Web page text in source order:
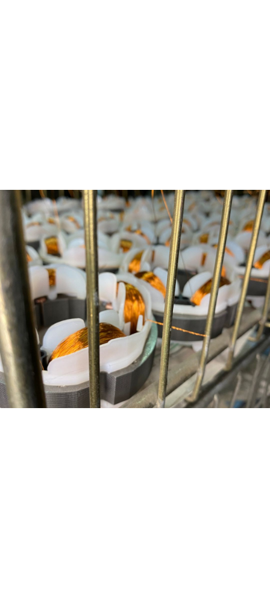
CONTACTO
Solicitá tu cotización personalizada de motores
eléctricos, forzadores, aspiradores de conducto,
o motores a medida para tu industria.
Brindamos atención personalizada a empresas,
distribuidores e industrias.
SOLICITAR COTIZACIÓN